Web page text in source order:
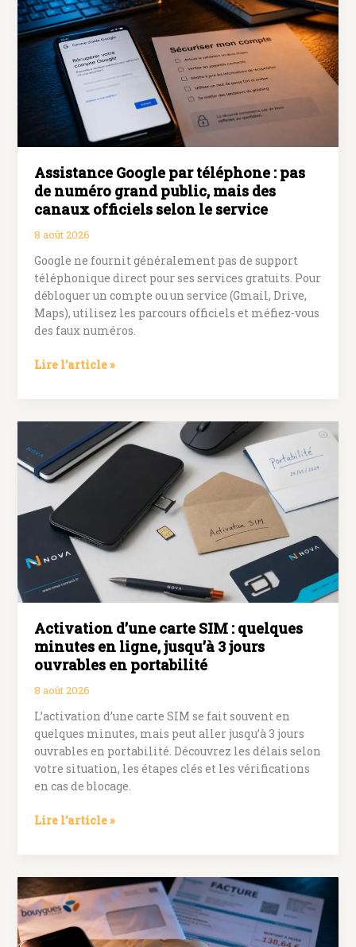
Assistance Google par téléphone : pas
de numéro grand public, mais des
canaux officiels selon le service
8 août 2026
Google ne fournit généralement pas de support
téléphonique direct pour ses services gratuits. Pour
débloquer un compte ou un service (Gmail, Drive,
Maps), utilisez les parcours officiels et méfiez-vous
des faux numéros.
Assistance
pas
de
numéro
grand
public,
mais
des
canaux
officiels
le
service
Lire l’article »
Activation d’une carte SIM : quelques
minutes en ligne, jusqu’à 3 jours
ouvrables en portabilité
8 août 2026
L’activation d’une carte SIM se fait souvent en
quelques minutes, mais peut aller jusqu’à 3 jours
ouvrables en portabilité. Découvrez les délais selon
votre situation, les étapes clés et les vérifications
en cas de blocage.
Activation
quelques
minutes
en
Lire l’article »